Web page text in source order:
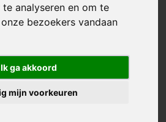
analyseren en om te
bezoekers vandaan
Ik ga akkoord
mijn voorkeuren
€11,80